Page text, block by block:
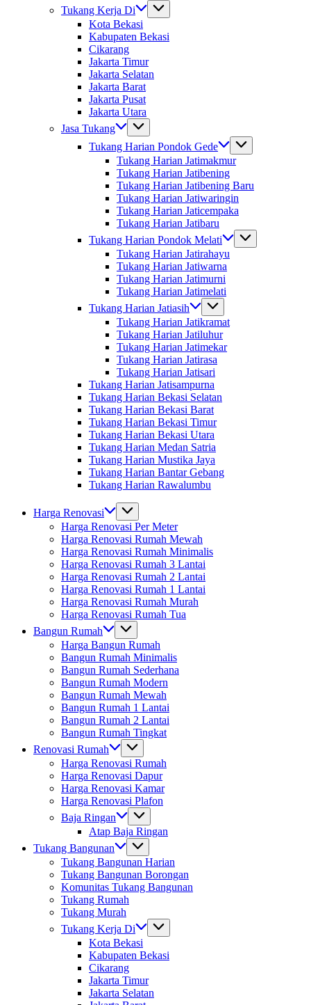
Tukang Kerja Di
Kota Bekasi
Kabupaten Bekasi
Cikarang
Jakarta Timur
Jakarta Selatan
Jakarta Barat
Jakarta Pusat
Jakarta Utara
Jasa Tukang
Tukang Harian Pondok Gede
Tukang Harian Jatimakmur
Tukang Harian Jatibening
Tukang Harian Jatibening Baru
Tukang Harian Jatiwaringin
Tukang Harian Jaticempaka
Tukang Harian Jatibaru
Tukang Harian Pondok Melati
Tukang Harian Jatirahayu
Tukang Harian Jatiwarna
Tukang Harian Jatimurni
Tukang Harian Jatimelati
Tukang Harian Jatiasih
Tukang Harian Jatikramat
Tukang Harian Jatiluhur
Tukang Harian Jatimekar
Tukang Harian Jatirasa
Tukang Harian Jatisari
Tukang Harian Jatisampurna
Tukang Harian Bekasi Selatan
Tukang Harian Bekasi Barat
Tukang Harian Bekasi Timur
Tukang Harian Bekasi Utara
Tukang Harian Medan Satria
Tukang Harian Mustika Jaya
Tukang Harian Bantar Gebang
Tukang Harian Rawalumbu
Harga Renovasi
Harga Renovasi Per Meter
Harga Renovasi Rumah Mewah
Harga Renovasi Rumah Minimalis
Harga Renovasi Rumah 3 Lantai
Harga Renovasi Rumah 2 Lantai
Harga Renovasi Rumah 1 Lantai
Harga Renovasi Rumah Murah
Harga Renovasi Rumah Tua
Bangun Rumah
Harga Bangun Rumah
Bangun Rumah Minimalis
Bangun Rumah Sederhana
Bangun Rumah Modern
Bangun Rumah Mewah
Bangun Rumah 1 Lantai
Bangun Rumah 2 Lantai
Bangun Rumah Tingkat
Renovasi Rumah
Harga Renovasi Rumah
Harga Renovasi Dapur
Harga Renovasi Kamar
Harga Renovasi Plafon
Baja Ringan
Atap Baja Ringan
Tukang Bangunan
Tukang Bangunan Harian
Tukang Bangunan Borongan
Komunitas Tukang Bangunan
Tukang Rumah
Tukang Murah
Tukang Kerja Di
Kota Bekasi
Kabupaten Bekasi
Cikarang
Jakarta Timur
Jakarta Selatan